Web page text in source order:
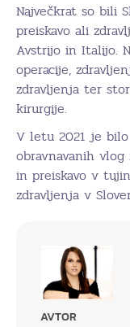
Največkrat so bili
preiskavo ali
Avstrijo in Italijo.
operacije,
zdravljenja ter
kirurgije.
V letu 2021 je
obravnavanih
in preiskavo v
zdravljenja v
AVTOR